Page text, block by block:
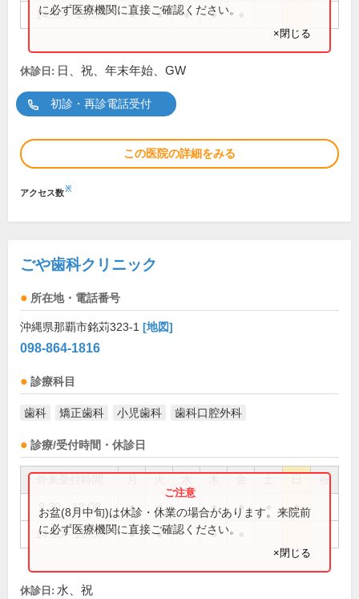
14:30～18:00 ● ● ● ●
に必ず医療機関に直接ご確認ください。
×閉じる
休診日: 日、祝、年末年始、GW
初診・再診電話受付
この医院の詳細をみる
アクセス数※
ごや歯科クリニック
所在地・電話番号
沖縄県那覇市銘苅323-1 [地図]
098-864-1816
診療科目
歯科 矯正歯科 小児歯科 歯科口腔外科
診療/受付時間・休診日
祝
9:30～13:00 ● ● ● ● ●
14:30～20:00 ● ● ●
お盆(8月中旬)は休診・休業の場合があります。来院前
に必ず医療機関に直接ご確認ください。
×閉じる
休診日: 水、祝